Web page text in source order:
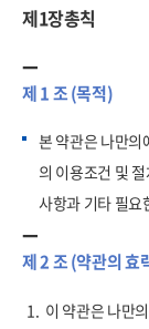
제1장총칙
제 1 조 (목적)
본 약관은 나만
의 이용조건 및
사항과 기타 필요
제 2 조 (약관의 효
1. 이 약관은 나만